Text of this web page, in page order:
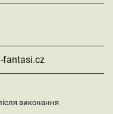
fantasi.cz
виконання